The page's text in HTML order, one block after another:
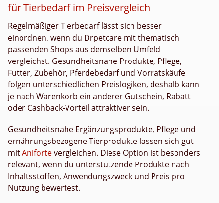
für Tierbedarf im Preisvergleich
Regelmäßiger Tierbedarf lässt sich besser
einordnen, wenn du Drpetcare mit thematisch
passenden Shops aus demselben Umfeld
vergleichst. Gesundheitsnahe Produkte, Pflege,
Futter, Zubehör, Pferdebedarf und Vorratskäufe
folgen unterschiedlichen Preislogiken, deshalb kann
je nach Warenkorb ein anderer Gutschein, Rabatt
oder Cashback-Vorteil attraktiver sein.
Gesundheitsnahe Ergänzungsprodukte, Pflege und
ernährungsbezogene Tierprodukte lassen sich gut
mitAnifortevergleichen. Diese Option ist besonders
relevant, wenn du unterstützende Produkte nach
Inhaltsstoffen, Anwendungszweck und Preis pro
Nutzung bewertest.